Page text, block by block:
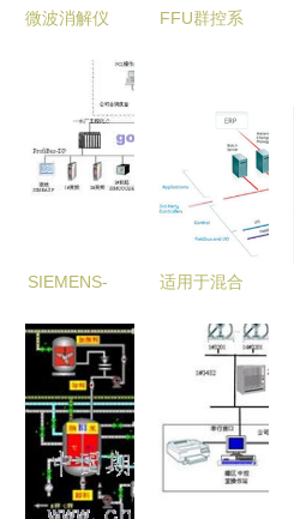
微波消解仪
设备 智能
化引领样品
前处理新纪
FFU群控系
SIEMENS-
制系统在承
德自来水公
司SCADA
系统中的应
用
适用于混合
的一体化系
统 自动化
控制的新视
角